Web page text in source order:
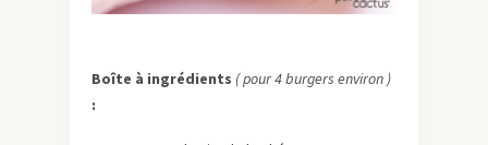
Boîte à ingrédients ( pour 4 burgers environ )
: